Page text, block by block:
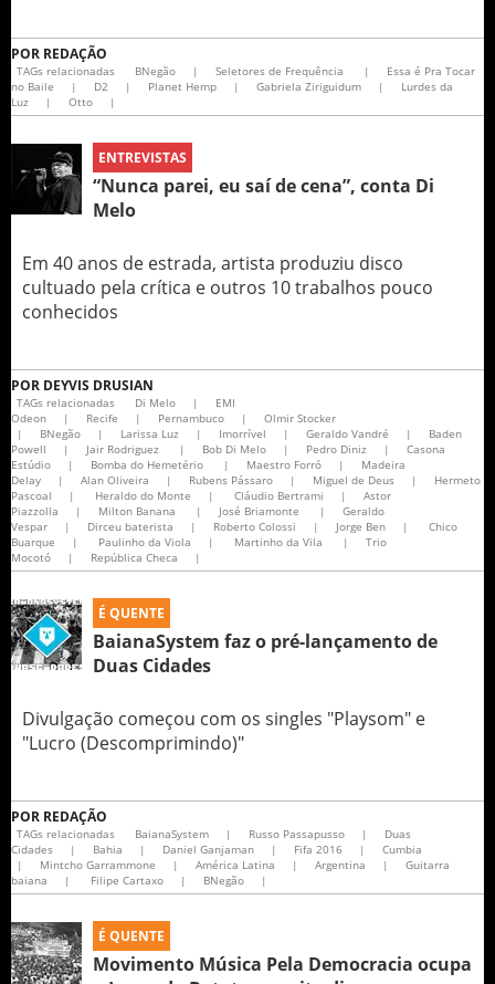
POR REDAÇÃO
TAGs relacionadas BNegão | Seletores de Frequência |
Essa é Pra Tocar
no Baile
| D2 | Planet Hemp | Gabriela Ziriguidum |
Lurdes da
Luz
| Otto |
ENTREVISTAS
“Nunca parei, eu saí de cena”, conta Di
Melo
Em 40 anos de estrada, artista produziu disco
cultuado pela crítica e outros 10 trabalhos pouco
conhecidos
POR DEYVIS DRUSIAN
TAGs relacionadas Di Melo |
EMI
Odeon
| Recife | Pernambuco |
Olmir Stocker
|
BNegão | Larissa Luz | Imorrível | Geraldo Vandré |
Baden
Powell
| Jair Rodriguez | Bob Di Melo | Pedro Diniz |
Casona
Estúdio
| Bomba do Hemetério | Maestro Forró |
Madeira
Delay
| Alan Oliveira | Rubens Pássaro | Miguel de Deus |
Hermeto
Pascoal
| Heraldo do Monte | Cláudio Bertrami |
Astor
Piazzolla
| Milton Banana | José Briamonte |
Geraldo
Vespar
| Dirceu baterista | Roberto Colossi | Jorge Ben |
Chico
Buarque
| Paulinho da Viola | Martinho da Vila |
Trio
Mocotó
| República Checa |
É QUENTE
BaianaSystem faz o pré-lançamento de
Duas Cidades
Divulgação começou com os singles "Playsom" e
"Lucro (Descomprimindo)"
POR REDAÇÃO
TAGs relacionadas BaianaSystem | Russo Passapusso |
Duas
Cidades
| Bahia | Daniel Ganjaman | Fifa 2016 |
Cumbia
|
Mintcho Garrammone | América Latina | Argentina |
Guitarra
baiana
| Filipe Cartaxo | BNegão |
É QUENTE
Movimento Música Pela Democracia ocupa